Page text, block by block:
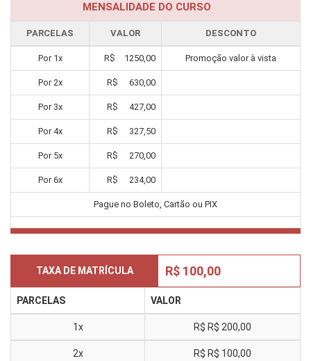
MENSALIDADE DO CURSO
PARCELAS VALOR DESCONTO
Por 1x R$ 1250,00 Promoção valor à vista
Por2x R$ 630,00
Por 3x R$ 427,00
Por4x R$ 327,50
Por 5x R$ 270,00
Por6x R$ 234,00
Pague no Boleto, Cartão ou PIX
TAXA DE MATRÍCULA R$ 100,00
PARCELAS VALOR
1x R$ R$ 200,00
2x R$ R$ 100,00